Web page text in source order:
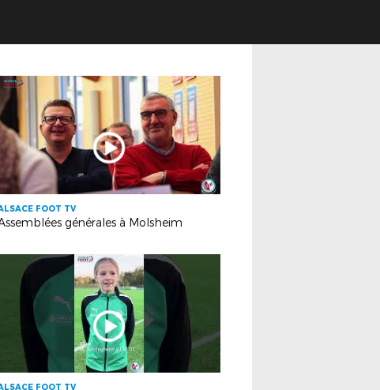
FOOT TV
générales à Molsheim
FOOT TV